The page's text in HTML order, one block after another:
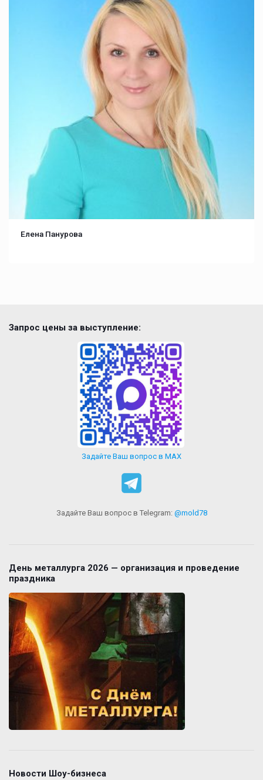
Елена Панурова
Запрос цены за выступление:
Задайте Ваш вопрос в MAX
Задайте Ваш вопрос в Telegram: @mold78
День металлурга 2026 — организация и проведение
праздника
Новости Шоу-бизнеса